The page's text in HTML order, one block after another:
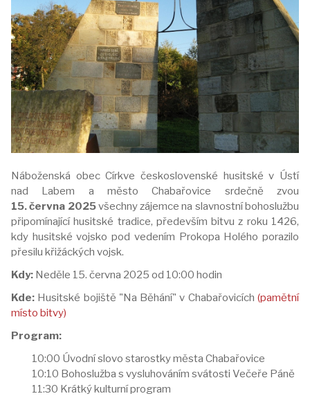
Náboženská obec Církve československé husitské v Ústí
nad Labem a město Chabařovice srdečně zvou
15. června 2025všechny zájemce na slavnostní bohoslužbu
připomínající husitské tradice, především bitvu z roku 1426,
kdy husitské vojsko pod vedením Prokopa Holého porazilo
přesilu křižáckých vojsk.
Kdy: Neděle 15. června 2025 od 10:00 hodin
Kde: Husitské bojiště "Na Běhání" v Chabařovicích (pamětní
místo bitvy)
Program:
10:00 Úvodní slovo starostky města Chabařovice
10:10 Bohoslužba s vysluhováním svátosti Večeře Páně
11:30 Krátký kulturní program